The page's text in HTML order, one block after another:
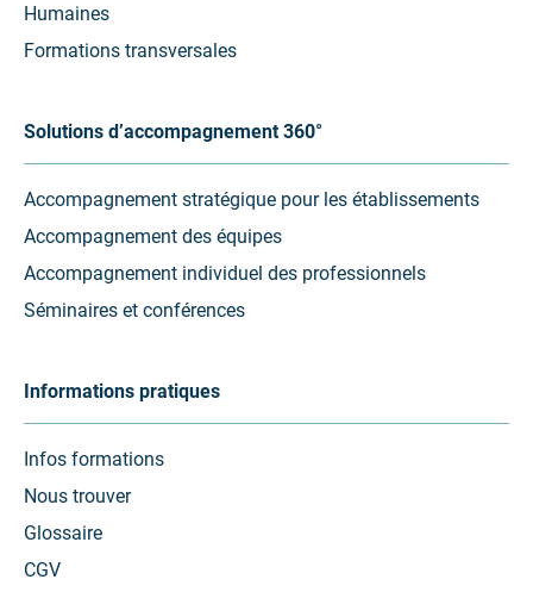
Humaines
Formations transversales
Solutions d’accompagnement 360°
Accompagnement stratégique pour les établissements
Accompagnement des équipes
Accompagnement individuel des professionnels
Séminaires et conférences
Informations pratiques
Infos formations
Nous trouver
Glossaire
CGV